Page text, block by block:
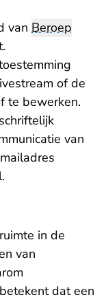
van Beroep
of de
te bewerken.
van
- U verlaat
.
in de
van
dat een